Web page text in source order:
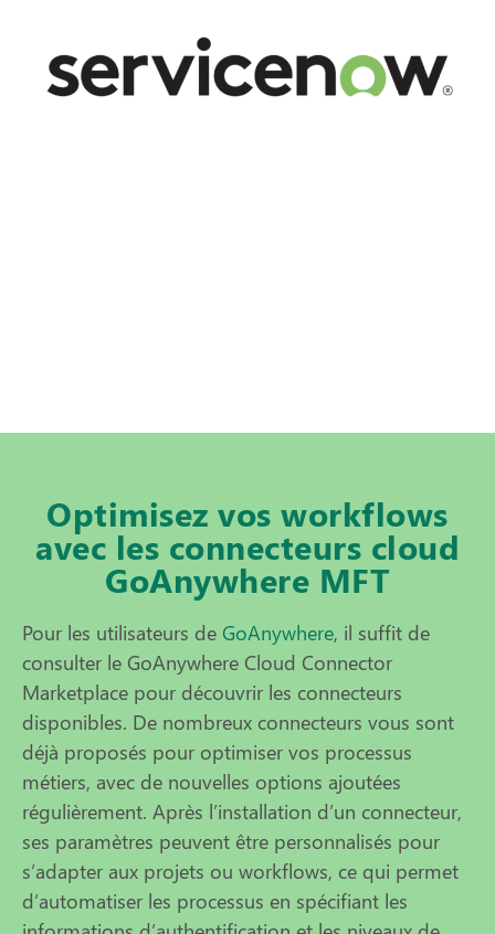
Optimisez vos workflows
avec les connecteurs cloud
GoAnywhere MFT
Pour les utilisateurs de GoAnywhere, il suffit de
consulter le GoAnywhere Cloud Connector
Marketplace pour découvrir les connecteurs
disponibles. De nombreux connecteurs vous sont
déjà proposés pour optimiser vos processus
métiers, avec de nouvelles options ajoutées
régulièrement. Après l’installation d’un connecteur,
ses paramètres peuvent être personnalisés pour
s’adapter aux projets ou workflows, ce qui permet
d’automatiser les processus en spécifiant les